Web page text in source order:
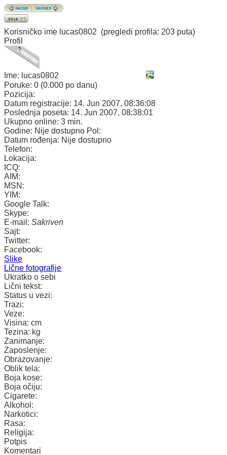
Korisničko ime lucas0802 (pregledi profila: 203 puta)
Profil
Ime: lucas0802
Poruke: 0 (0.000 po danu)
Pozicija:
Datum registracije: 14. Jun 2007, 08:36:08
Poslednja poseta: 14. Jun 2007, 08:38:01
Ukupno online: 3 min.
Godine: Nije dostupno Pol:
Datum rođenja: Nije dostupno
Telefon:
Lokacija:
ICQ:
AIM:
MSN:
YIM:
Google Talk:
Skype:
E-mail: Sakriven
Sajt:
Twitter:
Facebook:
Slike
Lične fotografije
Ukratko o sebi
Lični tekst:
Status u vezi:
Trazi:
Veze:
Visina: cm
Tezina: kg
Zanimanje:
Zaposlenje:
Obrazovanje:
Oblik tela:
Boja kose:
Boja očiju:
Cigarete:
Alkohol:
Narkotici:
Rasa:
Religija:
Potpis
Komentari